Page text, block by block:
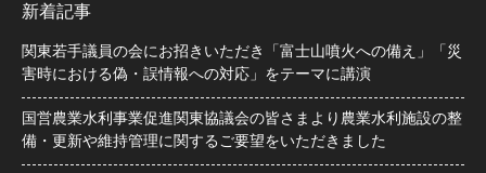
新着記事
関東若手議員の会にお招きいただき「富士山噴火への備え」「災
害時における偽・誤情報への対応」をテーマに講演
国営農業水利事業促進関東協議会の皆さまより農業水利施設の整
備・更新や維持管理に関するご要望をいただきました